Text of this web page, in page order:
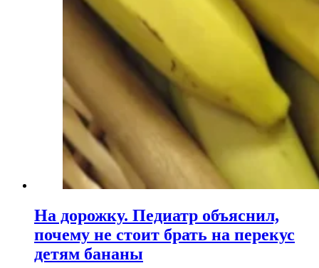
На дорожку. Педиатр объяснил,
почему не стоит брать на перекус
детям бананы